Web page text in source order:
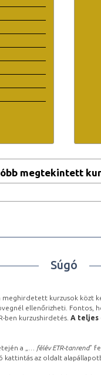
megtekintett
Súgó
kurzusok közt
ellenőrizheti. Fontos,
ben kurzushirdetés. A teljes
a „ … félév ETR-tanrend”
az oldalt